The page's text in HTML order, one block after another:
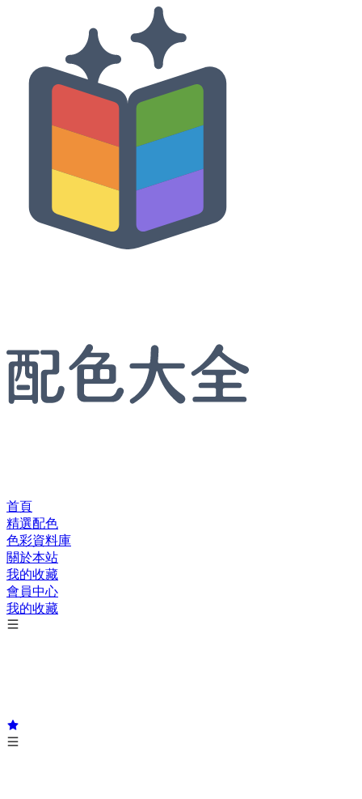
首頁
精選配色
色彩資料庫
關於本站
我的收藏
會員中心
我的收藏